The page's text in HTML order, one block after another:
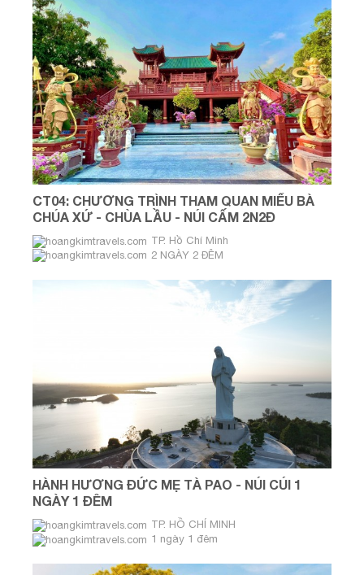
CT04: CHƯƠNG TRÌNH THAM QUAN MIẾU BÀ
CHÚA XỨ - CHÙA LẦU - NÚI CẤM 2N2Đ
TP. Hồ Chí Minh
2 NGÀY 2 ĐÊM
HÀNH HƯƠNG ĐỨC MẸ TÀ PAO - NÚI CÚI 1
NGÀY 1 ĐÊM
TP. HỒ CHÍ MINH
1 ngày 1 đêm